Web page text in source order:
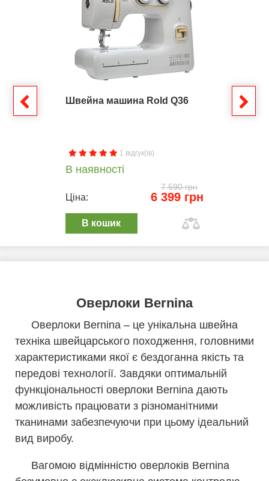
Швейна машина Rold Q36
1 відгук(ів)
В наявності
7 590 грн
Ціна: 6 399 грн
В кошик
Оверлоки Bernina
Оверлоки Bernina – це унікальна швейна
техніка швейцарського походження, головними
характеристиками якої є бездоганна якість та
передові технології. Завдяки оптимальній
функціональності оверлоки Bernina дають
можливість працювати з різноманітними
тканинами забезпечуючи при цьому ідеальний
вид виробу.
Вагомою відмінністю оверлоків Bernina